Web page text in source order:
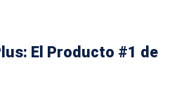
El Producto #1 de